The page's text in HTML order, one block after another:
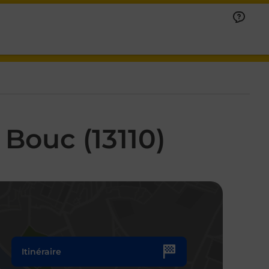
(13110)
Itinéraire